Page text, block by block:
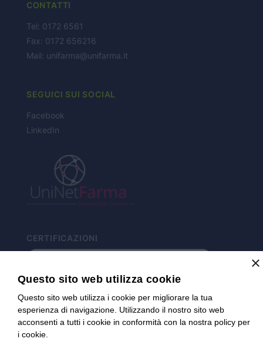
CONTATTI
Tel: 0172 6561
Fax: 0172 656216
Mail: unifarma@unifarma.it
SEGUICI SUI SOCIAL
Facebook
LinkedIn
CERTIFICAZIONI
×
Questo sito web utilizza cookie
Questo sito web utilizza i cookie per migliorare la tua
esperienza di navigazione. Utilizzando il nostro sito web
acconsenti a tutti i cookie in conformità con la nostra policy per
i cookie.